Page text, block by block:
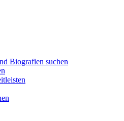
Biografien suchen